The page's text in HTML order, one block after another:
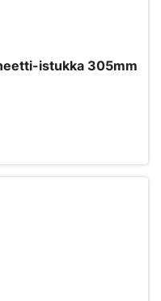
istukka 305mm